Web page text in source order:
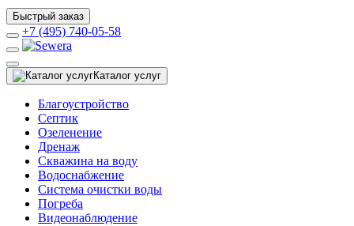
Быстрый заказ
+7 (495) 740-05-58
Каталог услуг
Благоустройство
Септик
Озеленение
Дренаж
Скважина на воду
Водоснабжение
Система очистки воды
Погреба
Видеонаблюдение